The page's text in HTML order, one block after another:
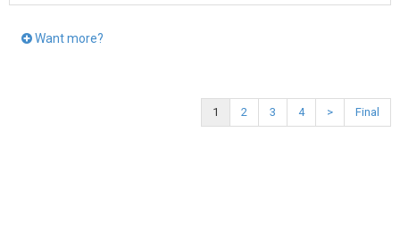
Want more?
1 2 3 4 > Final